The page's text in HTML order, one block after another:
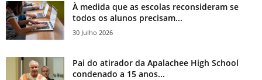
À medida que as escolas reconsideram se
todos os alunos precisam...
30 Julho 2026
Pai do atirador da Apalachee High School
condenado a 15 anos...